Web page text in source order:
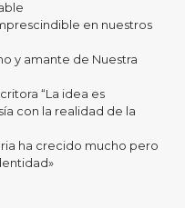
en nuestros
y amante de Nuestra
“La idea es
con la realidad de la
ha crecido mucho pero